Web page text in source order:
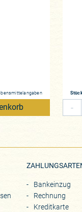
-
Bankeinzug
Rechnung
Kreditkarte